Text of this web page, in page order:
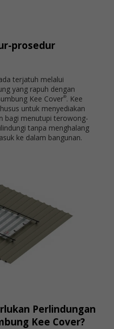
prosedur
terjatuh melalui
yang rapuh dengan
Kee Cover®. Kee
untuk menyediakan
bagi menutupi terowong-
tanpa menghalang
ke dalam bangunan.
Perlindungan
Kee Cover?